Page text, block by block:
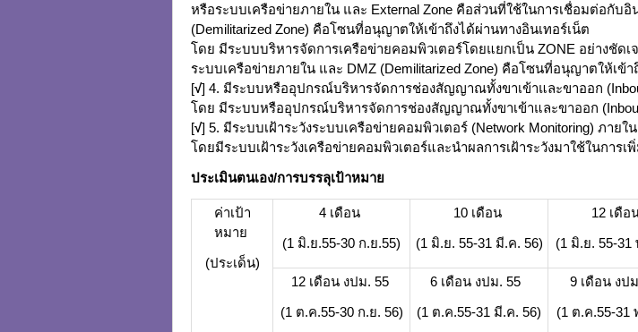
หรือระบบเครือข่ายภายใน และ External Zone คือส่วนที่ใช้ในการเชื่อมต่อกับ
(Demilitarized Zone) คือโซนที่อนุญาตให้เข้าถึงได้ผ่านทางอินเทอร์เน็ต
โดย มีระบบบริหารจัดการเครือข่ายคอมพิวเตอร์โดยแยกเป็น ZONE อย่างชัด
ระบบเครือข่ายภายใน และ DMZ (Demilitarized Zone) คือโซนที่อนุญาตให้เข้า
[√] 4. มีระบบหรืออุปกรณ์บริหารจัดการช่องสัญญาณทั้งขาเข้าและขาออก
โดย มีระบบหรืออุปกรณ์บริหารจัดการช่องสัญญาณทั้งขาเข้าและขาออก
[√] 5. มีระบบเฝ้าระวังระบบเครือข่ายคอมพิวเตอร์ (Network Monitoring) ภาย
โดยมีระบบเฝ้าระวังเครือข่ายคอมพิวเตอร์และนำผลการเฝ้าระวังมาใช้ในการ
ประเมินตนเอง/การบรรลุเป้าหมาย
ค่าเป้า
หมาย
(ประเด็น)
4 เดือน
(1 มิ.ย.55-30 ก.ย.55)
10 เดือน
(1 มิ.ย. 55-31 มี.ค. 56)
12 เดือ
(1 มิ.ย. 55-31
12 เดือน งปม. 55
(1 ต.ค.55-30 ก.ย. 56)
6 เดือน งปม. 55
(1 ต.ค.55-31 มี.ค. 56)
9 เดือน งป
(1 ต.ค.55-31